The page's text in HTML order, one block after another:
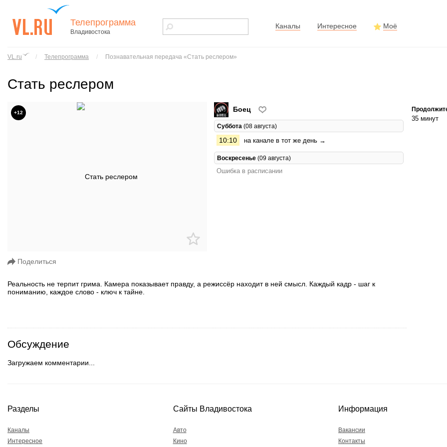
города
Владивостока
Телепрограмма
Владивостока
Каналы Интересное Моё
VL.ru / Телепрограмма / Познавательная передача «Стать реслером»
Стать реслером
+12
Поделиться
Боец
Суббота (08 августа)
10:10 на канале в тот же день →
Воскресенье (09 августа)
Ошибка в расписании
Реальность не терпит грима. Камера показывает правду, а режиссёр находит в ней смысл. Каждый кадр - шаг к
пониманию, каждое слово - ключ к тайне.
35 минут
Обсуждение
Загружаем комментарии...
Разделы
Каналы
Интересное
Сайты Владивостока
Авто
Кино
Информация
Вакансии
Контакты